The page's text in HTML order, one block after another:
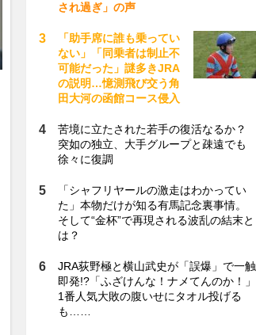
され過ぎ」の声
「助手席に誰も乗ってい
ない」「同乗者は制止不
可能だった」謎多きJRA
の説明…憶測飛び交う角
田大河の函館コース侵入
苦境に立たされた若手の復活なるか？
突如の独立、大手グループと疎遠でも
徐々に復調
「シャフリヤールの激走はわかってい
た」本物だけが知る有馬記念裏事情。
そして“金杯”で再現される波乱の結末と
は？
JRA荻野極と横山武史が「誤爆」で一触
即発!?「ふざけんな！ナメてんのか！」
1番人気大敗の腹いせにタオル投げる
も……